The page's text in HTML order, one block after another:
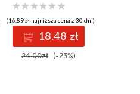
(16,89 zł najniższa cena z 30 dni)
18.48 zł
24.00zł (-23%)